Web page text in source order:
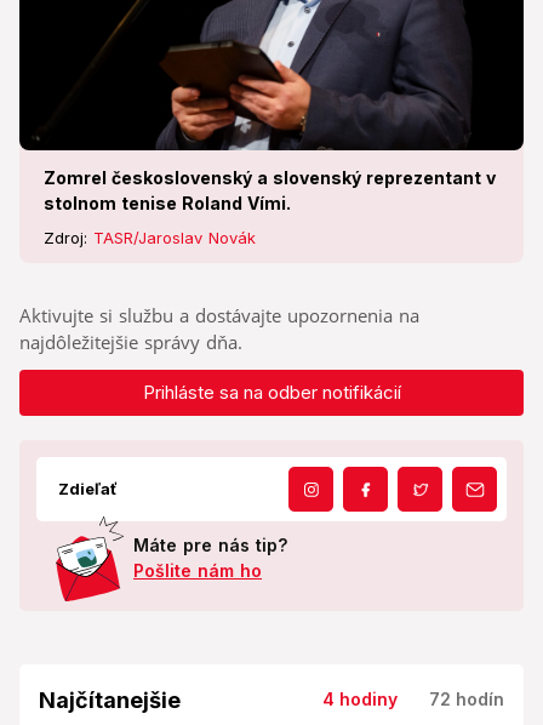
Zomrel československý a slovenský reprezentant v
stolnom tenise Roland Vími.
Zdroj: TASR/Jaroslav Novák
Aktivujte si službu a dostávajte upozornenia na
najdôležitejšie správy dňa.
Prihláste sa na odber notifikácií
Zdieľať
Máte pre nás tip?
Pošlite nám ho
Najčítanejšie 4 hodiny 72 hodín